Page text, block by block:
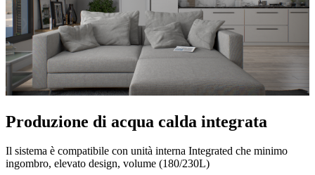
Produzione di acqua calda integrata
Il sistema è compatibile con unità interna Integrated che minimo
ingombro, elevato design, volume (180/230L)